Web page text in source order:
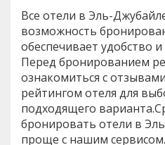
Все отели в Эль-
возможность
обеспечивает удобство
Перед бронированием
ознакомиться с
рейтингом отеля для
подходящего
бронировать отели в
проще с нашим